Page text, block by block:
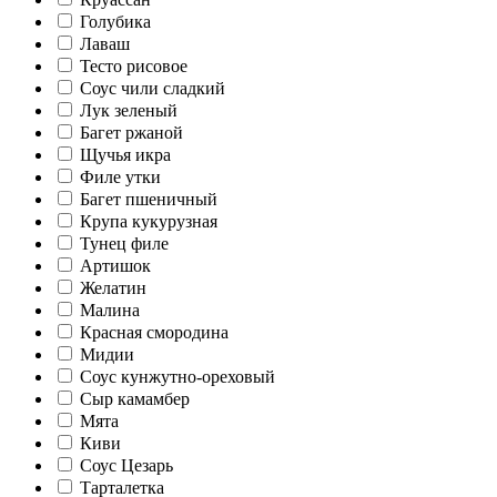
Голубика
Лаваш
Тесто рисовое
Соус чили сладкий
Лук зеленый
Багет ржаной
Щучья икра
Филе утки
Багет пшеничный
Крупа кукурузная
Тунец филе
Артишок
Желатин
Малина
Красная смородина
Мидии
Соус кунжутно-ореховый
Сыр камамбер
Мята
Киви
Соус Цезарь
Тарталетка